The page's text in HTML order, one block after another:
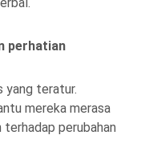
perhatian
yang teratur.
mereka merasa
terhadap perubahan